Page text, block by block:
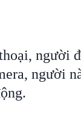
người
người